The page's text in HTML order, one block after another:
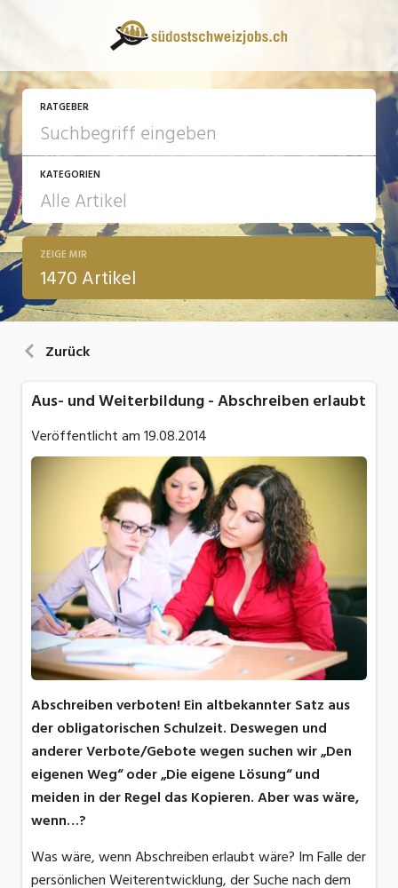
RATGEBER
KATEGORIEN
13 Fragen - 13 Antworten
Arbeit
ZEIGE MIR
1470 Artikel
Zurück
Aus- und Weiterbildung - Abschreiben erlaubt
Veröffentlicht am19.08.2014
Abschreiben verboten! Ein altbekannter Satz aus
der obligatorischen Schulzeit. Deswegen und
anderer Verbote/Gebote wegen suchen wir „Den
eigenen Weg“ oder „Die eigene Lösung“ und
meiden in der Regel das Kopieren. Aber was wäre,
wenn…?
Was wäre, wenn Abschreiben erlaubt wäre? Im Falle der
persönlichen Weiterentwicklung, der Suche nach dem